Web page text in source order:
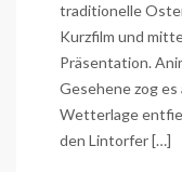
traditionelle
Kurzfilm und
Präsentation.
Gesehene zog
Wetterlage
den Lintorfer […]